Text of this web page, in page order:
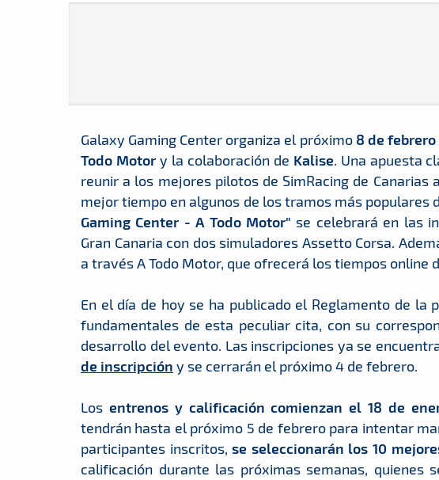
Galaxy Gaming Center organiza el próximo 8 de febrero
Todo Motory la colaboración de Kalise. Una apuesta
reunir a los mejores pilotos de SimRacing de
mejor tiempo en algunos de los tramos más populares
Gaming Center - A Todo Motor" se celebrará en las
Gran Canaria con dos simuladores Assetto Corsa.
a través A Todo Motor, que ofrecerá los tiempos online
En el día de hoy se ha publicado el Reglamento de la
fundamentales de esta peculiar cita, con su
desarrollo del evento. Las inscripciones ya se
de inscripción y se cerrarán el próximo 4 de febrero.
Los entrenos y calificación comienzan el 18 de
tendrán hasta el próximo 5 de febrero para intentar
participantes inscritos,se seleccionarán los 10
calificación durante las próximas semanas, quienes